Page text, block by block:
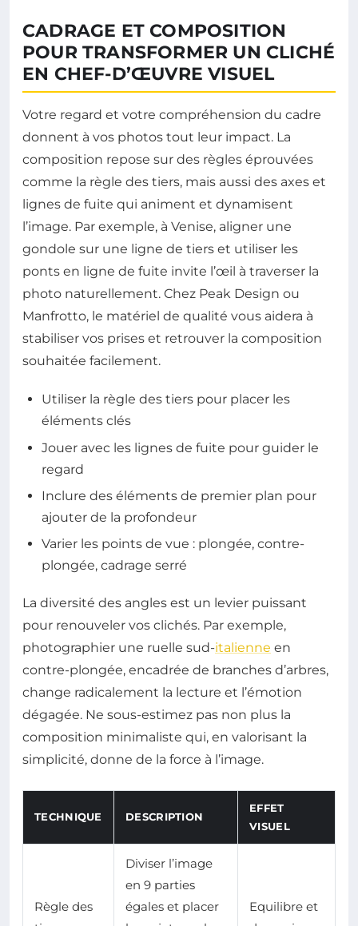
CADRAGE ET COMPOSITION
POUR TRANSFORMER UN CLICHÉ
EN CHEF-D’ŒUVRE VISUEL
Votre regard et votre compréhension du cadre
donnent à vos photos tout leur impact. La
composition repose sur des règles éprouvées
comme la règle des tiers, mais aussi des axes et
lignes de fuite qui animent et dynamisent
l’image. Par exemple, à Venise, aligner une
gondole sur une ligne de tiers et utiliser les
ponts en ligne de fuite invite l’œil à traverser la
photo naturellement. Chez Peak Design ou
Manfrotto, le matériel de qualité vous aidera à
stabiliser vos prises et retrouver la composition
souhaitée facilement.
Utiliser la règle des tiers pour placer les
éléments clés
Jouer avec les lignes de fuite pour guider le
regard
Inclure des éléments de premier plan pour
ajouter de la profondeur
Varier les points de vue : plongée, contre-
plongée, cadrage serré
La diversité des angles est un levier puissant
pour renouveler vos clichés. Par exemple,
photographier une ruelle sud-italienne en
contre-plongée, encadrée de branches d’arbres,
change radicalement la lecture et l’émotion
dégagée. Ne sous-estimez pas non plus la
composition minimaliste qui, en valorisant la
simplicité, donne de la force à l’image.
TECHNIQUE DESCRIPTION
EFFET
VISUEL
Règle des
Diviser l’image
en 9 parties
égales et placer
Equilibre et